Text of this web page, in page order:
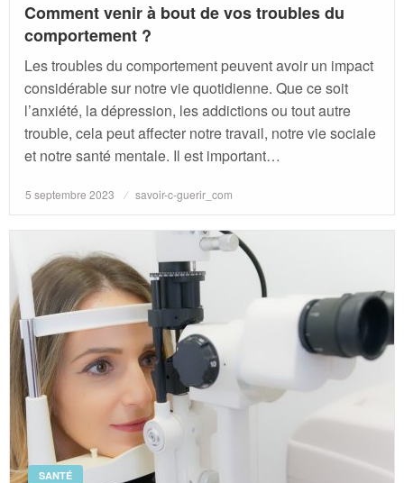
Comment venir à bout de vos troubles du
comportement ?
Les troubles du comportement peuvent avoir un impact
considérable sur notre vie quotidienne. Que ce soit
l’anxiété, la dépression, les addictions ou tout autre
trouble, cela peut affecter notre travail, notre vie sociale
et notre santé mentale. Il est important…
Posted
5 septembre 2023 savoir-c-guerir_com
SANTÉ